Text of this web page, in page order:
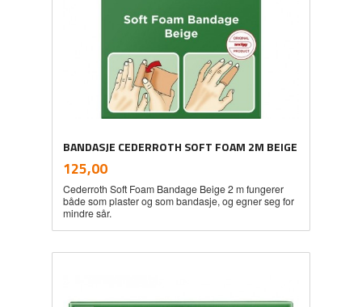
BANDASJE CEDERROTH SOFT FOAM 2M BEIGE
Pris
125,00mva.
Cederroth Soft Foam Bandage Beige 2 m fungerer
både som plaster og som bandasje, og egner seg for
mindre sår.